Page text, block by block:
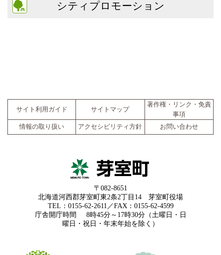
シティプロモーション
サイト利用ガイド サイトマップ
著作権・リンク・免責
事項
情報の取り扱い
アクセシビリティ方針 お問い合わせ
〒082-8651
北海道河西郡芽室町東2条2丁目14 芽室町役場
TEL：0155-62-2611／FAX：0155-62-4599
庁舎開庁時間
8時45分～17時30分（土曜日・日
曜日・祝日・年末年始を除く）